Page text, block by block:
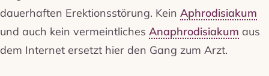
dauerhaften Erektionsstörung. Kein Aphrodisiakum
und auch kein vermeintliches Anaphrodisiakum aus
dem Internet ersetzt hier den Gang zum Arzt.